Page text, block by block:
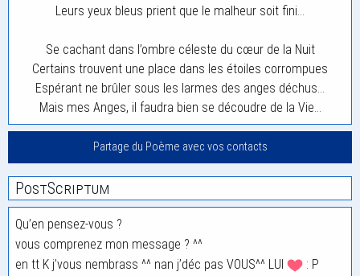
Leurs yeux bleus prient que le malheur soit fini…
Se cachant dans l’ombre céleste du cœur de la Nuit
Certains trouvent une place dans les étoiles corrompues
Espérant ne brûler sous les larmes des anges déchus…
Mais mes Anges, il faudra bien se découdre de la Vie…
Partage du Poème avec vos contacts
PostScriptum
Qu’en pensez-vous ?
vous comprenez mon message ? ^^
en tt K j’vous nembrass ^^ nan j’déc pas VOUS^^ LUI
: P